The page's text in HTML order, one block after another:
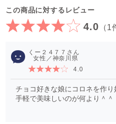
この商品に対するレビュー
4.0 （1
くー２４７７
女性／神奈川県
4.0
チョコ好きな娘にコロネを作
手軽で美味しいのが何より＾＾